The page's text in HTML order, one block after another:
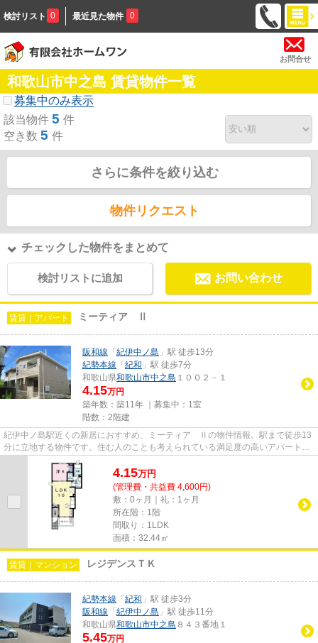
検討リスト 0 最近見た物件 0
お問合せ
和歌山市中之島 賃貸物件一覧
募集中のみ表示
該当物件 5 件
空き数 5 件
さらに条件を絞り込む
物件リクエスト
チェックした物件をまとめて
検討リストに追加 お問い合わせ
賃貸｜アパート ミーティア Ⅱ
阪和線 「 紀伊中ノ島 」駅 徒歩13分
紀勢本線 「 紀和 」駅 徒歩7分
和歌山県和歌山市中之島 １００２－１
4.15万円
築年数：築11年 ｜募集中： 1室
階数：2階建
紀伊中ノ島駅近くの新居におすすめ、ミーティア Ⅱの物件情報。駅まで徒歩13
分に立地する物件です。住む人のことも考えられている満足度の高いアパートで
す。周辺環境にこだわる方にご...
4.15万円
(管理費・共益費 4,600円)
敷：0ヶ月｜礼：1ヶ月
所在階：1階
間取り：1LDK
面積：32.44㎡
賃貸｜マンション レジデンスＴＫ
紀勢本線 「 紀和 」駅 徒歩3分
阪和線 「 紀伊中ノ島 」駅 徒歩11分
和歌山県和歌山市中之島 ８４３番地１
5.45万円